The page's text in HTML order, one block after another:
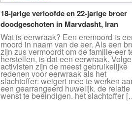
18-jarige verloofde en 22-jarige broer
doodgeschoten in Marvdasht, Iran
Wat is eerwraak? Een eremoord is
moord in naam van de eer. Als een
zijn zus vermoordt om de familie-eer
herstellen, is dat een eerwraak.
activisten zijn de meest gebruikelijke
redenen voor eerwraak als het
slachtoffer: weigert mee te werken
een gearrangeerd huwelijk. de relatie
wenst te beëindigen. het slachtoffer